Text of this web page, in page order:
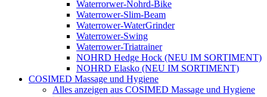
Waterrorwer-Nohrd-Bike
Waterrower-Slim-Beam
Waterrower-WaterGrinder
Waterrower-Swing
Waterrower-Triatrainer
NOHRD Hedge Hock (NEU IM SORTIMENT)
NOHRD Elasko (NEU IM SORTIMENT)
COSIMED Massage und Hygiene
Alles anzeigen aus COSIMED Massage und Hygiene